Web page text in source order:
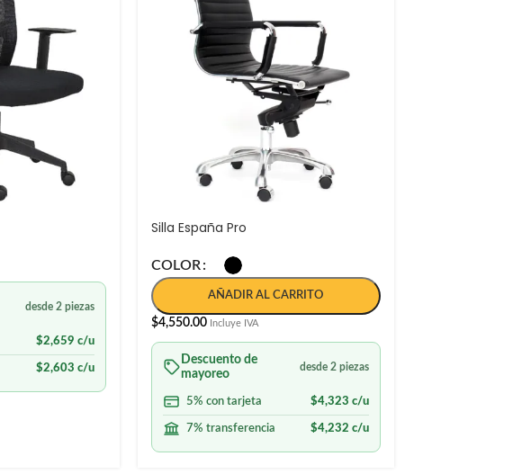
desde 2 piezas
$2,659 c/u
$2,603 c/u
Silla España Pro
COLOR
AÑADIR AL CARRITO
$4,550.00 Incluye IVA
Descuento de
mayoreo
desde 2 piezas
5% con tarjeta $4,323 c/u
7% transferencia $4,232 c/u